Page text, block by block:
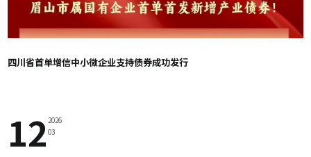
四川省首单增信中小微企业支持债券成功发行
122026
03